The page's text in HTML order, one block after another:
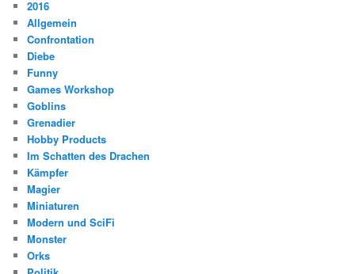
2016
Allgemein
Confrontation
Diebe
Funny
Games Workshop
Goblins
Grenadier
Hobby Products
Im Schatten des Drachen
Kämpfer
Magier
Miniaturen
Modern und SciFi
Monster
Orks